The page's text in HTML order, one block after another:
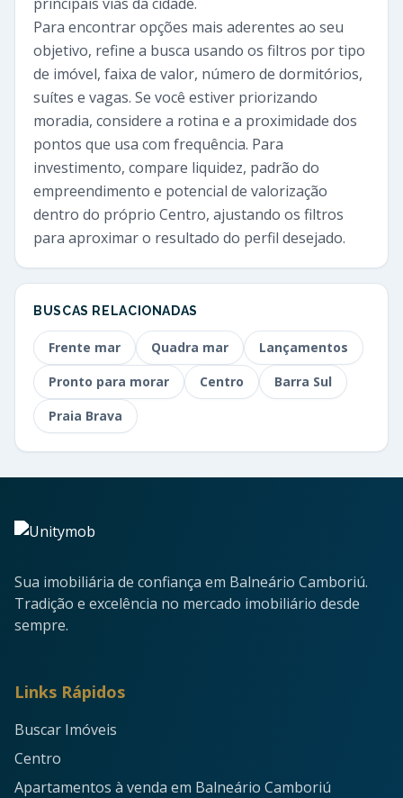
Para encontrar opções mais aderentes ao seu
objetivo, refine a busca usando os filtros por tipo
de imóvel, faixa de valor, número de dormitórios,
suítes e vagas. Se você estiver priorizando
moradia, considere a rotina e a proximidade dos
pontos que usa com frequência. Para
investimento, compare liquidez, padrão do
empreendimento e potencial de valorização
dentro do próprio Centro, ajustando os filtros
para aproximar o resultado do perfil desejado.
BUSCAS RELACIONADAS
Frente mar Quadra mar
Lançamentos
Pronto para morar
Centro
Barra Sul
Praia Brava
Sua imobiliária de confiança em Balneário Camboriú.
Tradição e excelência no mercado imobiliário desde
sempre.
Links Rápidos
Buscar Imóveis
Centro
Apartamentos à venda em Balneário Camboriú